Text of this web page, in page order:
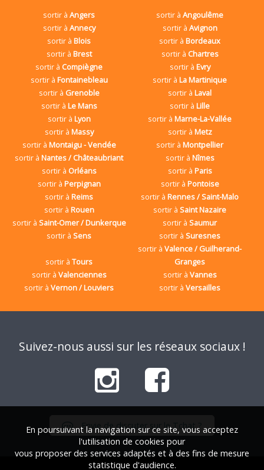
sortir àAngers sortir àAngoulême
sortir à Annecy sortir à Avignon
sortir àBlois sortir àBordeaux
sortir à Brest sortir à Chartres
sortir à Compiègne sortir à Evry
sortir à Fontainebleau sortir àLa Martinique
sortir à Grenoble sortir àLaval
sortir à Le Mans sortir àLille
sortir à Lyon sortir àMarne-La-Vallée
sortir à Massy sortir à Metz
sortir à Montaigu - Vendée sortir àMontpellier
sortir àNantes / Châteaubriant sortir à Nîmes
sortir à Orléans sortir à Paris
sortir à Perpignan sortir à Pontoise
sortir àReims sortir àRennes / Saint-Malo
sortir à Rouen sortir àSaint Nazaire
sortir à Saint-Omer / Dunkerque sortir àSaumur
sortir àSens sortir àSuresnes
sortir àTours
sortir àValence / Guilherand-
Granges
sortir à Valenciennes sortir à Vannes
sortir àVernon / Louviers sortir àVersailles
Suivez-nous aussi sur les réseaux sociaux !
Envie de discuter sur le Tchat ?
En poursuivant la navigation sur ce site, vous acceptez
l'utilisation de cookies pour
vous proposer des services adaptés et à des fins de mesure
statistique d'audience.